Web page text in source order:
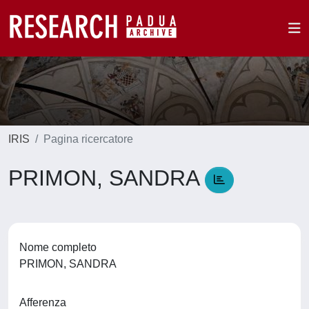
IRIS Pagina ricercatore
PRIMON, SANDRA
Nome completo
PRIMON, SANDRA
Afferenza